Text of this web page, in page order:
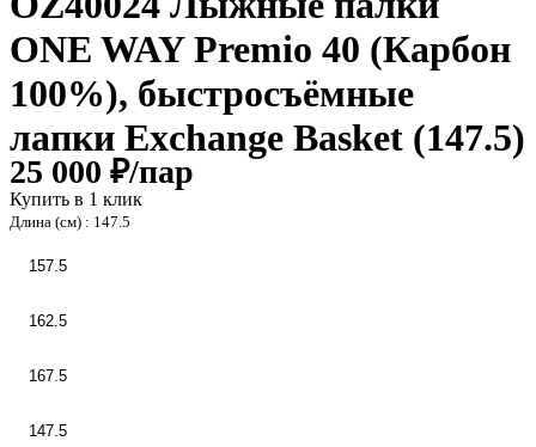
ONE WAY Premio 40 (Карбон
100%), быстросъёмные
лапки Exchange Basket (147.5)
25 000 ₽/пар
Купить в 1 клик
Длина (см) : 147.5
157.5
162.5
167.5
147.5